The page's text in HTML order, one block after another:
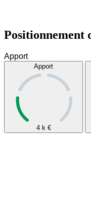
Positionnement
Apport
4 k €